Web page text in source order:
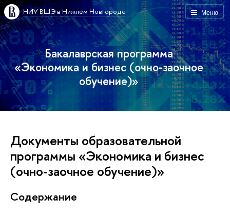
Меню
НИУ ВШЭ в Нижнем Новгороде
Бакалаврская программа
«Экономика и бизнес (очно-заочное
обучение)»
Документы образовательной
программы «Экономика и бизнес
(очно-заочное обучение)»
Содержание